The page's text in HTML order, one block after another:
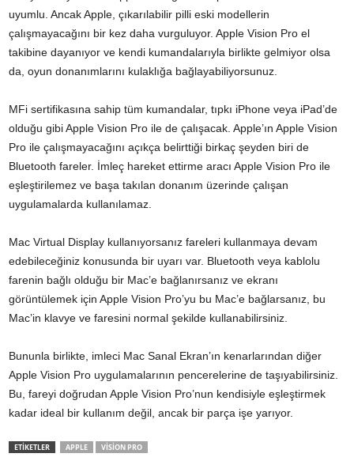
uyumlu. Ancak Apple, çıkarılabilir pilli eski modellerin
çalışmayacağını bir kez daha vurguluyor. Apple Vision Pro el
takibine dayanıyor ve kendi kumandalarıyla birlikte gelmiyor olsa
da, oyun donanımlarını kulaklığa bağlayabiliyorsunuz.
MFi sertifikasına sahip tüm kumandalar, tıpkı iPhone veya iPad’de
olduğu gibi Apple Vision Pro ile de çalışacak. Apple’ın Apple Vision
Pro ile çalışmayacağını açıkça belirttiği birkaç şeyden biri de
Bluetooth fareler. İmleç hareket ettirme aracı Apple Vision Pro ile
eşleştirilemez ve başa takılan donanım üzerinde çalışan
uygulamalarda kullanılamaz.
Mac Virtual Display kullanıyorsanız fareleri kullanmaya devam
edebileceğiniz konusunda bir uyarı var. Bluetooth veya kablolu
farenin bağlı olduğu bir Mac’e bağlanırsanız ve ekranı
görüntülemek için Apple Vision Pro’yu bu Mac’e bağlarsanız, bu
Mac’in klavye ve faresini normal şekilde kullanabilirsiniz.
Bununla birlikte, imleci Mac Sanal Ekran’ın kenarlarından diğer
Apple Vision Pro uygulamalarının pencerelerine de taşıyabilirsiniz.
Bu, fareyi doğrudan Apple Vision Pro’nun kendisiyle eşleştirmek
kadar ideal bir kullanım değil, ancak bir parça işe yarıyor.
ETİKETLER APPLE VISION PRO